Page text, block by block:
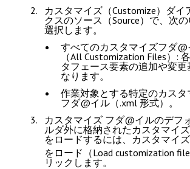
カスタマイズ（Customize） ダイ
クスのソース（Source） で、次
選択します。
すべてのカスタマイズフダ@
（All Customization Files） :
タフェース要素の追加や変更
なります。
作業対象とする特定のカスタ
フダ@イル（.xml 形式）。
カスタマイズ フダ@イルのデフ
ルダ外に格納されたカスタマイ
をロードするには、 カスタマイ
をロード（Load customization file
リックします。